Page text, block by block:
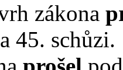
zákona
45. schůzi.